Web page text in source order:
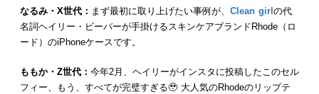
なるみ・X世代： まず最初に取り上げたい事例が、 Clean girl の代
名詞ヘイリー・ビーバーが手掛けるスキンケアブランドRhode（ロ
ード）のiPhoneケースです。
ももか・Z世代： 今年2月、ヘイリーがインスタに投稿したこのセル
フィー、もう、すべてが完璧すぎる🥹 大人気のRhodeのリップテ